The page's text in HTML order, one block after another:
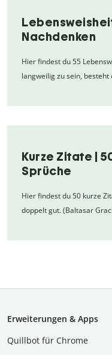
Nachdenken
Hier findest du 55
langweilig zu sein,
Kurze Zitate |
Sprüche
Hier findest du 50 kurze
doppelt gut. (Baltasar
Erweiterungen & Apps
Quillbot für Chrome